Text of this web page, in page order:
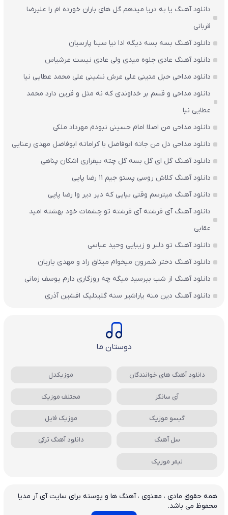
دانلود آهنگ یا به دریا میدهم گل های باران‌ خورده ام را علیرضا
قربانی
دانلود آهنگ بسه بسه دیگه ادا نیا سینا پارسیان
دانلود آهنگ عادی جلوه میدی ولی عادی نیست عرشیاس
دانلود مداحی حبل متینی علی عرش نشینی علی محمد عطایی نیا
دانلود مداحی و قسم بر خداوندی که نه مثل و قرین دارد محمد
عطایی نیا
دانلود مداحی من اصلا امام حسینی نبودم مهرداد ملکی
دانلود مداحی دل من جاته ابوفاضل با کراماته ابوفاضل مهدی رعنایی
دانلود آهنگ گل ای گل بسه گل چته بیقراری اشکان پناهی
دانلود آهنگ کلاش روسی پستو جیم ۱۱ رضا پاپی
دانلود آهنگ میترسم وقتی بیایی که دیر دیر وا رضا پاپی
دانلود آهنگ آی فرشته آی فرشته تو چشمات خود بهشته امید
عقابی
دانلود آهنگ تو دلبر و زیبایی وحید عباسی
دانلود آهنگ دختر شمرون میخوام میثاق راد و مهدی یاریان
دانلود آهنگ از شب بپرسید میگه چه روزگاری دارم یوسف زمانی
دانلود آهنگ دین منه یاراشیر سنه گلینلیک افشین آذری
دوستان ما
دانلود آهنگ های خوانندگان موزیکدل
آی سانگز مختلف موزیک
گیسو موزیک موزیک فایل
سل آهنگ دانلود آهنگ ترکی
لیمر موزیک
همه حقوق مادی ، معنوی ، آهنگ ها و پوسته برای سایت آی آر مدیا
محفوظ می باشد.